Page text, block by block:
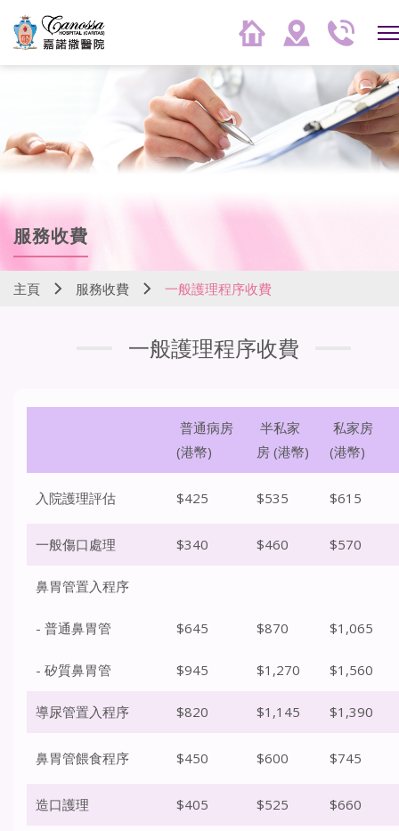
服務收費
主頁 服務收費 一般護理程序收費
一般護理程序收費
普通病房
(港幣)
半私家
房 (港幣)
私家房
(港幣)
入院護理評估 $425 $535 $615
一般傷口處理 $340 $460 $570
鼻胃管置入程序
- 普通鼻胃管 $645 $870 $1,065
- 矽質鼻胃管 $945 $1,270 $1,560
導尿管置入程序 $820 $1,145 $1,390
鼻胃管餵食程序 $450 $600 $745
造口護理 $405 $525 $660